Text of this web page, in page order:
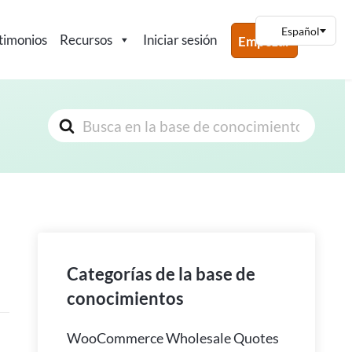
Recursos Iniciar sesión Empezar
Buscar
Categorías de la base de
conocimientos
WooCommerce Wholesale Quotes